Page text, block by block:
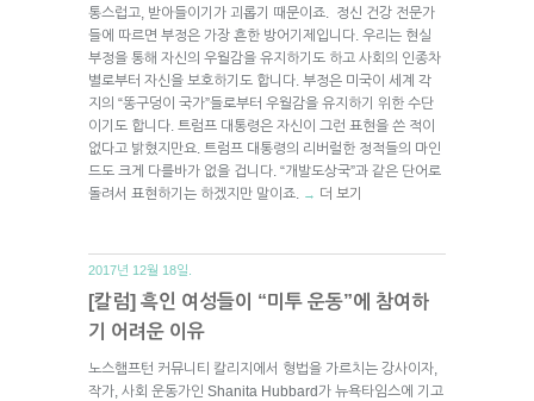
통스럽고, 받아들이기가 괴롭기 때문이죠. 정신 건강 전문가
들에 따르면 부정은 가장 흔한 방어기제입니다. 우리는 현실
부정을 통해 자신의 우월감을 유지하기도 하고 사회의 인종차
별로부터 자신을 보호하기도 합니다. 부정은 미국이 세계 각
지의 “똥구덩이 국가”들로부터 우월감을 유지하기 위한 수단
이기도 합니다. 트럼프 대통령은 자신이 그런 표현을 쓴 적이
없다고 밝혔지만요. 트럼프 대통령의 리버럴한 정적들의 마인
드도 크게 다를바가 없을 겁니다. “개발도상국”과 같은 단어로
돌려서 표현하기는 하겠지만 말이죠.
→ 더 보기
2017년 12월 18일.
[칼럼] 흑인 여성들이 “미투 운동”에 참여하
기 어려운 이유
노스햄프턴 커뮤니티 칼리지에서 형법을 가르치는 강사이자,
작가, 사회 운동가인 Shanita Hubbard가 뉴욕타임스에 기고